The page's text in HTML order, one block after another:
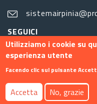
SEGUICI
Footer menu
Contatti Info
Utilizziamo i cookie su
esperienza utente
Facendo clic sul pulsante
Accetta No, grazie